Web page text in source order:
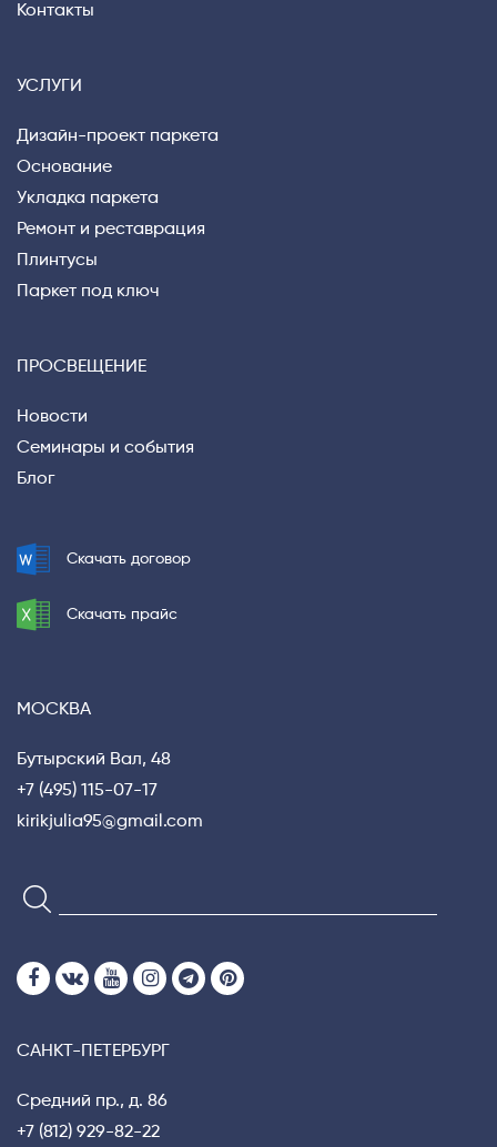
Контакты
УСЛУГИ
Дизайн-проект паркета
Основание
Укладка паркета
Ремонт и реставрация
Плинтусы
Паркет под ключ
ПРОСВЕЩЕНИЕ
Новости
Семинары и события
Блог
Скачать договор
Скачать прайс
МОСКВА
Бутырский Вал, 48
+7 (495) 115-07-17
kirikjulia95@gmail.com
САНКТ-ПЕТЕРБУРГ
Средний пр., д. 86
+7 (812) 929-82-22